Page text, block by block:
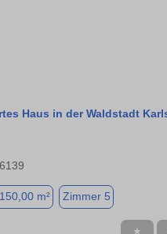
Haus in der Waldstadt
m² Zimmer 5
★